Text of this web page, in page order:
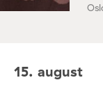
15. august